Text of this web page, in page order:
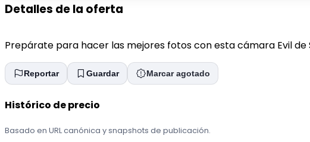
Detalles de la oferta
Prepárate para hacer las mejores fotos con esta cámara Evil
Reportar Guardar Marcar agotado
Histórico de precio
Basado en URL canónica y snapshots de publicación.